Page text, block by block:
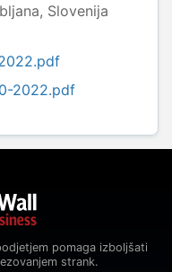
Slovenija
2022.pdf
pomaga izboljšati
strank.